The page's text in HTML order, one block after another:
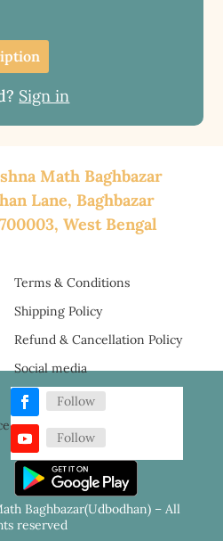
Sign in
Math Baghbazar
Lane, Baghbazar
West Bengal
Terms & Conditions
Shipping Policy
Refund & Cancellation Policy
Social media
Follow
Follow
Baghbazar(Udbodhan) – All
reserved